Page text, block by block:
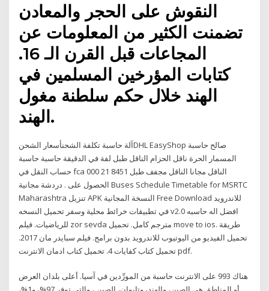
النقوش على الحجر والمعادن
تضمنت الكثير من المعلومات عن
المجاعات قبل القرن الـ 16.
كتابات المؤرخين المسلمين في
الهند خلال حكم سلطنة مغول
الهند.
آلة حاسبة تكلفة الشحنأسعار الشحنDHL EasyShop صالح حاسبة
المسمار الحرة ناقل الحزام الناقل طبل لفة في الدقيقة حاسبة حاسبة
حساب النقل في fca الناقل مجانا الناقل مجفف طبل 8451 21 000
الحصول على . دردشة مجانية Buses Schedule Timetable for MSRTC
Maharashtra تنزيل APK النسخة المجانية Free Download للاندرويد
في تطبيقات خرائط محلية وسفر تحميل النسخه v2.0 افضل اله حاسبه
للرياضيات. فيلم zor sevda مترجم كامل. تحميل move to ios. طريقة
تحميل الفيديو من اليوتيوب للاندرويد بدون برامج. فيلم سبايدر مان 2017.
تحميل كتاب كفايات 4. تحميل كتاب ادمان الانترنت pdf.
هناك 993 على الانترنت حاسبة من المورِّدين في آسيا. أعلى بلدان العرض